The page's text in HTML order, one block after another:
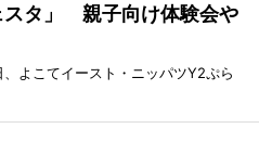
スタ」 親子向け体験会や
よこてイースト・ニッパツY2ぷら